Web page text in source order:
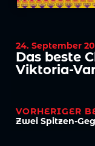
24. September
Das beste
Viktoria-